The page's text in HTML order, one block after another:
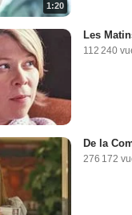
1:20
Les
112 240
De la
276 172